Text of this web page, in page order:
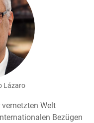
Lázaro
Welt
Bezügen